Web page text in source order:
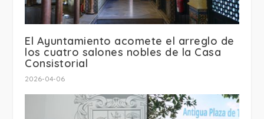
El Ayuntamiento acomete el arreglo de
los cuatro salones nobles de la Casa
Consistorial
2026-04-06